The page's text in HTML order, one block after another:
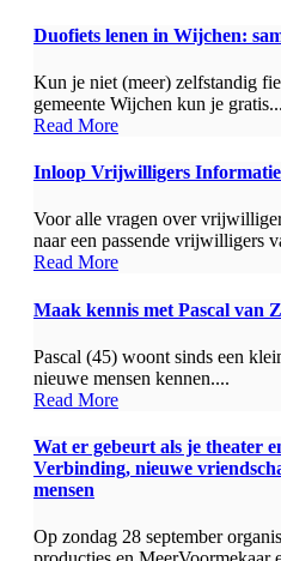
Duofiets lenen in Wijchen:
Kun je niet (meer) zelfstandig
gemeente Wijchen kun je gratis...
Read More
Inloop Vrijwilligers
Voor alle vragen over
naar een passende vrijwilligers
Read More
Maak kennis met Pascal van
Pascal (45) woont sinds een
nieuwe mensen kennen....
Read More
Wat er gebeurt als je theater
Verbinding, nieuwe
mensen
Op zondag 28 september